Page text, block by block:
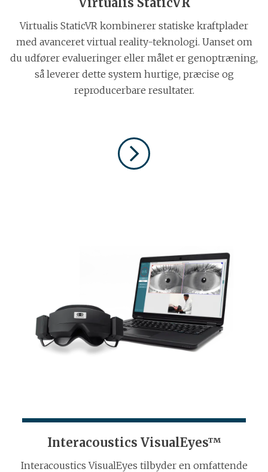
Virtualis StaticVR kombinerer statiske kraftplader
med avanceret virtual reality-teknologi. Uanset om
du udfører evalueringer eller målet er genoptræning,
så leverer dette system hurtige, præcise og
reproducerbare resultater.
Interacoustics VisualEyes™
Interacoustics VisualEyes tilbyder en omfattende